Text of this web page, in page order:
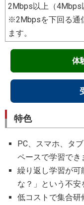
2Mbps以上（4Mbps
※2Mbpsを下回る通
ます。
体
特色
PC、スマホ、タ
ペースで学習でき
繰り返し学習が可
な？」という不安
低コストで集合研